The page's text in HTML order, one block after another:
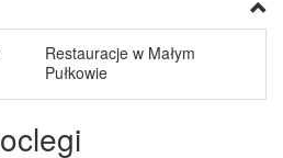
Restauracje w Małym
Pułkowie